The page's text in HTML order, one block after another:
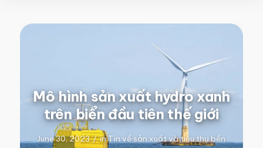
Mô hình sản xuất hydro xanh
trên biển đầu tiên thế giới
June 30, 2023 / inTin về sản xuất và tiêu thụ bền